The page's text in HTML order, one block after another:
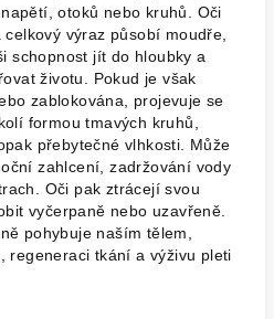
otoků nebo kruhů. Oči
výraz působí moudře,
schopnost jít do hloubky a
životu. Pokud je však
zablokována, projevuje se
formou tmavých kruhů,
přebytečné vlhkosti. Může
zahlcení, zadržování vody
Oči pak ztrácejí svou
vyčerpaně nebo uzavřeně.
pohybuje naším tělem,
regeneraci tkání a výživu pleti